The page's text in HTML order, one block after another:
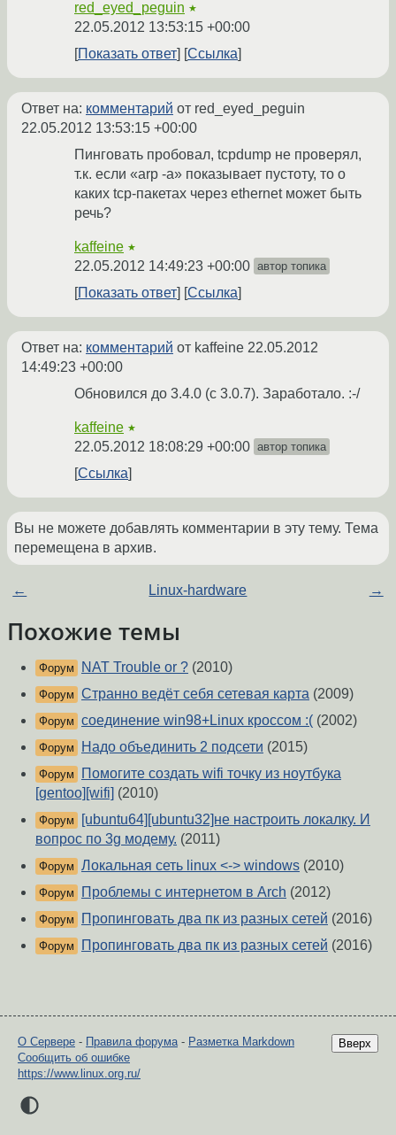
red_eyed_peguin ★
22.05.2012 13:53:15 +00:00
Показать ответ
Ссылка
Ответ на: комментарий от red_eyed_peguin
22.05.2012 13:53:15 +00:00
Пинговать пробовал, tcpdump не проверял,
т.к. если «arp -a» показывает пустоту, то о
каких tcp-пакетах через ethernet может быть
речь?
kaffeine ★
22.05.2012 14:49:23 +00:00 автор топика
Показать ответ Ссылка
Ответ на: комментарий от kaffeine 22.05.2012
14:49:23 +00:00
Обновился до 3.4.0 (с 3.0.7). Заработало. :-/
kaffeine ★
22.05.2012 18:08:29 +00:00 автор топика
Ссылка
Вы не можете добавлять комментарии в эту тему. Тема
перемещена в архив.
← Linux-hardware →
Похожие темы
Форум NAT Trouble or ? (2010)
Форум Странно ведёт себя сетевая карта (2009)
Форум соединение win98+Linux кроссом :( (2002)
Форум Надо объединить 2 подсети (2015)
Форум
Помогите создать wifi точку из ноутбука
[gentoo][wifi] (2010)
Форум
[ubuntu64][ubuntu32]не настроить локалку. И
вопрос по 3g модему. (2011)
Форум Локальная сеть linux <-> windows (2010)
Форум Проблемы с интернетом в Arch (2012)
Форум Пропинговать два пк из разных сетей (2016)
Форум Пропинговать два пк из разных сетей (2016)
Вверх
О Сервере - Правила форума- Разметка Markdown
Сообщить об ошибке
https://www.linux.org.ru/